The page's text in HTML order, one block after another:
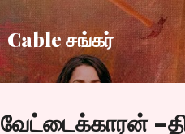
Cable சங்கர்
வேட்டைக்காரன்